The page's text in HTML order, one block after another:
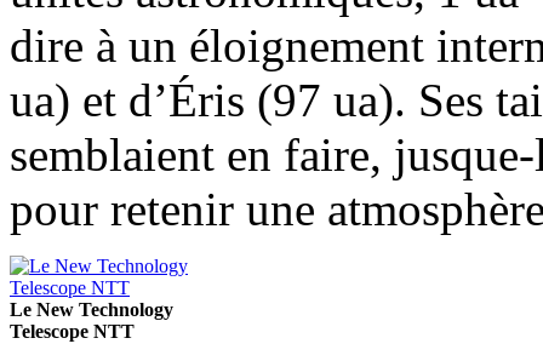
dire à un éloignement
ua) et d’Éris (97 ua). Ses
semblaient en faire,
pour retenir une
Le New Technology
Telescope NTT